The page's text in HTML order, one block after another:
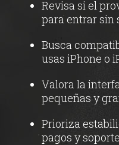
Revisa si el
para entrar sin
Busca
usas iPhone o
Valora la
pequeñas y
Prioriza
pagos y